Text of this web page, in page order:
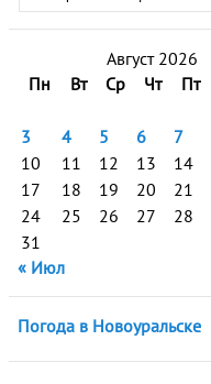
Август 2026
Пн
Вт Ср Чт Пт
3
4 5 6 7
10
11 12 13 14
17
18 19 20 21
24
25 26 27 28
31
« Июл
Погода в Новоуральске